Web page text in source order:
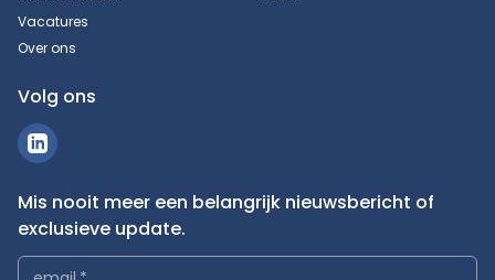
Vacatures
Over ons
Volg ons
Mis nooit meer een belangrijk nieuwsbericht of
exclusieve update.